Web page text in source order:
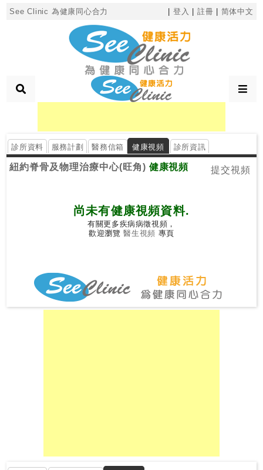
See Clinic 為健康同心合力 登入 註冊 简体中文
診
所
搜
尋
24
×
診所資料 服務計劃 醫務信箱 健康視頻 診所資訊
提交視頻
紐約脊骨及物理治療中心(旺角) 健康視頻
尚未有健康視頻資料.
有關更多疾病病徵視頻，
歡迎瀏覽醫生視頻 專頁